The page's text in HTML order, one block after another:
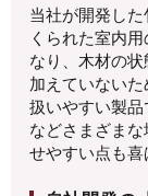
当社が開発し
くられた室内
なり、木材の
加えていない
扱いやすい製
などさまざま
せやすい点も喜